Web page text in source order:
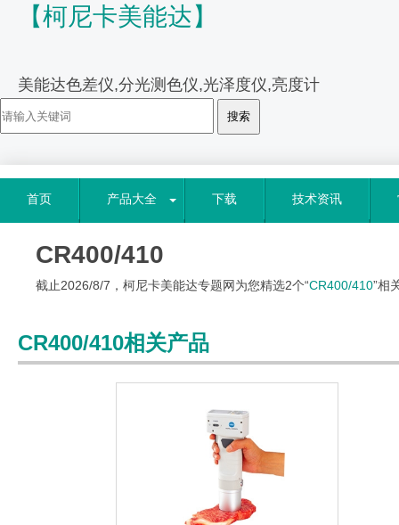
【柯尼卡美能达】
美能达色差仪,分光测色仪,光泽度仪,亮度计
首页 产品大全 下载 技术资讯
CR400/410
截止2026/8/7，柯尼卡美能达专题网为您精选2个“CR400/410”相
CR400/410相关产品